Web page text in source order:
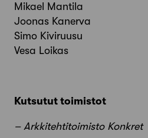
Mikael Mantila
Joonas Kanerva
Simo Kiviruusu
Vesa Loikas
Kutsutut toimistot
– Arkkitehtitoimisto Konkret